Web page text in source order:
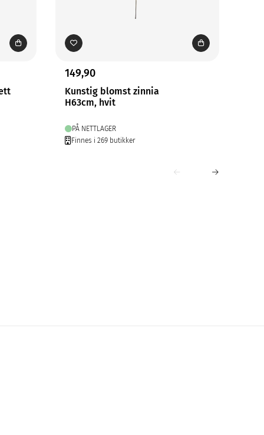
149,90
Kunstig blomst zinnia
H63cm, hvit
PÅ NETTLAGER
Finnes i 269 butikker